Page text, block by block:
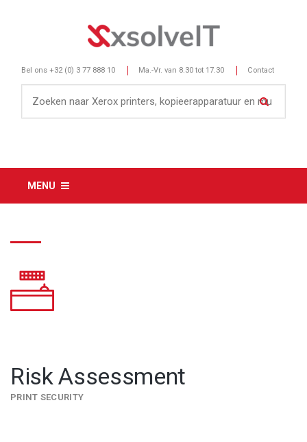
Bel ons +32 (0) 3 77 888 10 Ma.-Vr. van 8.30 tot 17.30 Contact
MENU
Risk Assessment
PRINT SECURITY